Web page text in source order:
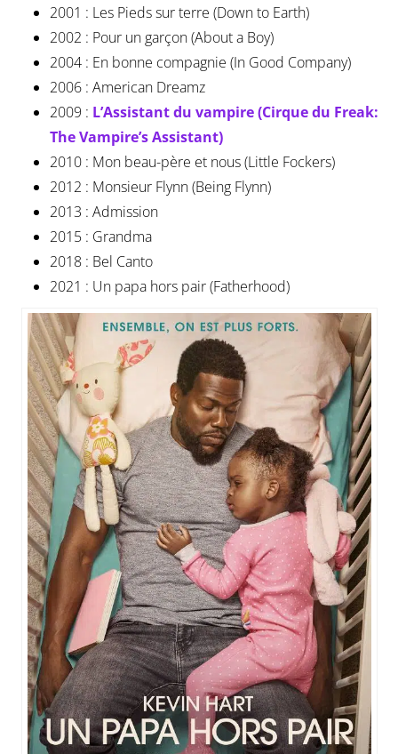
2001 : Les Pieds sur terre (Down to Earth)
2002 : Pour un garçon (About a Boy)
2004 : En bonne compagnie (In Good Company)
2006 : American Dreamz
2009 : L’Assistant du vampire (Cirque du Freak:
The Vampire’s Assistant)
2010 : Mon beau-père et nous (Little Fockers)
2012 : Monsieur Flynn (Being Flynn)
2013 : Admission
2015 : Grandma
2018 : Bel Canto
2021 : Un papa hors pair (Fatherhood)